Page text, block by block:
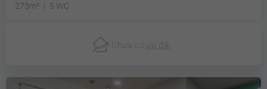
273m²
5 WC
Chưa có ưu đãi